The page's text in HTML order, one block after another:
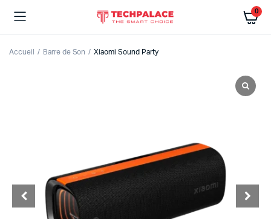
0
Accueil Barre de Son Xiaomi Sound Party